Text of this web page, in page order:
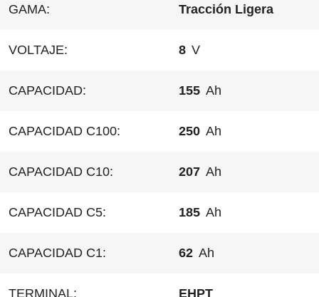
GAMA: Tracción Ligera
VOLTAJE: 8 V
CAPACIDAD: 155 Ah
CAPACIDAD C100: 250 Ah
CAPACIDAD C10: 207 Ah
CAPACIDAD C5: 185 Ah
CAPACIDAD C1: 62 Ah
TERMINAL: EHPT